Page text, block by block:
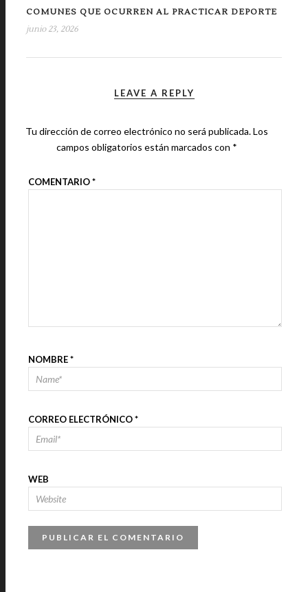
COMUNES QUE OCURREN AL PRACTICAR DEPORTE
junio 23, 2026
LEAVE A REPLY
Tu dirección de correo electrónico no será publicada.Los
campos obligatorios están marcados con *
COMENTARIO*
NOMBRE*
CORREO ELECTRÓNICO*
WEB